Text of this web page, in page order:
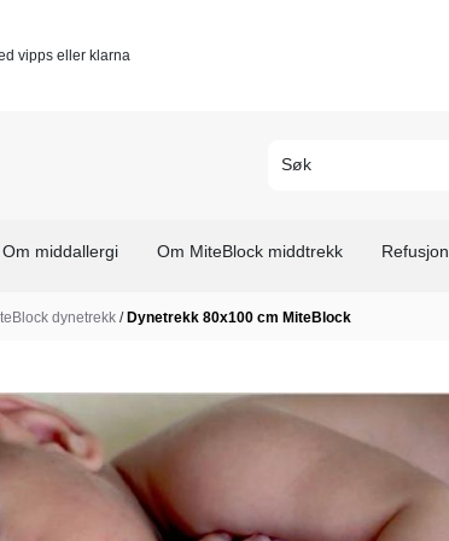
vipps eller klarna
Om middallergi Om MiteBlock middtrekk
dynetrekk /Dynetrekk 80x100 cm MiteBlock